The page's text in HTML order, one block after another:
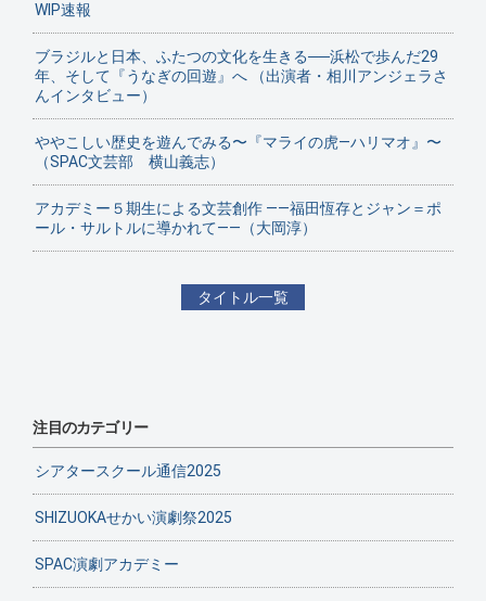
WIP速報
ブラジルと日本、ふたつの文化を生きる──浜松で歩んだ29
年、そして『うなぎの回遊』へ （出演者・相川アンジェラさ
んインタビュー）
ややこしい歴史を遊んでみる〜『マライの虎—ハリマオ』〜
（SPAC文芸部 横山義志）
アカデミー５期生による文芸創作 ——福田恆存とジャン＝ポ
ール・サルトルに導かれて——（大岡淳）
タイトル一覧
注目のカテゴリー
シアタースクール通信2025
SHIZUOKAせかい演劇祭2025
SPAC演劇アカデミー